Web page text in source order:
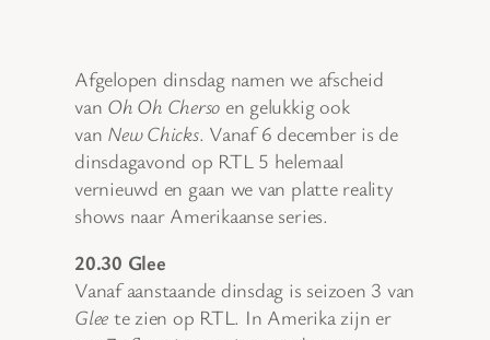
Afgelopen dinsdag namen we afscheid
van Oh Oh Cherso en gelukkig ook
van New Chicks. Vanaf 6 december is de
dinsdagavond op RTL 5 helemaal
vernieuwd en gaan we van platte reality
shows naar Amerikaanse series.
20.30 Glee
Vanaf aanstaande dinsdag is seizoen 3 van
Glee te zien op RTL. In Amerika zijn er